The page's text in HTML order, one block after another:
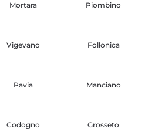
Mortara Piombino
Vigevano Follonica
Pavia Manciano
Codogno Grosseto